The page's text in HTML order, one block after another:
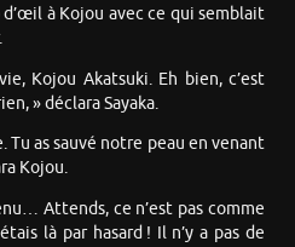
à Kojou avec ce qui semblait
Kojou Akatsuki. Eh bien, c’est
» déclara Sayaka.
Tu as sauvé notre peau en venant
Kojou.
Attends, ce n’est pas comme
là par hasard ! Il n’y a pas de